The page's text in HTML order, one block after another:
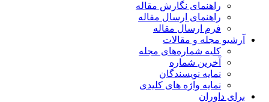
راهنمای نگارش مقاله
راهنمای ارسال مقاله
فرم ارسال مقاله
آرشیو مجله و مقالات
کلیه شماره‌های مجله
آخرین شماره
نمایه نویسندگان
نمایه واژه های کلیدی
برای داوران